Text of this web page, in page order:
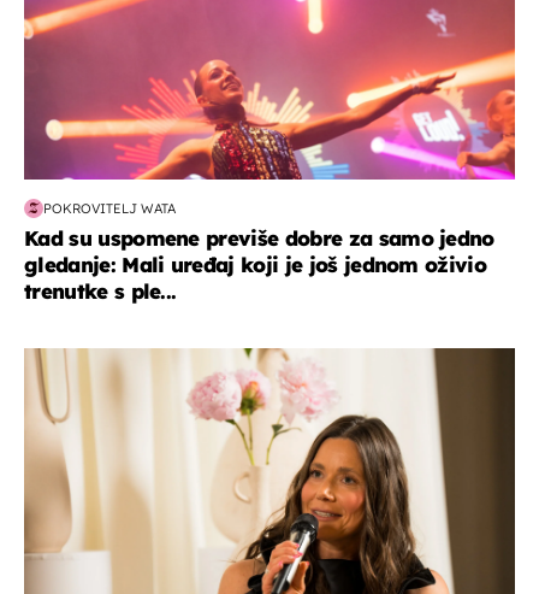
POKROVITELJ WATA
Kad su uspomene previše dobre za samo jedno
gledanje: Mali uređaj koji je još jednom oživio
trenutke s ple...
moda & ljepota